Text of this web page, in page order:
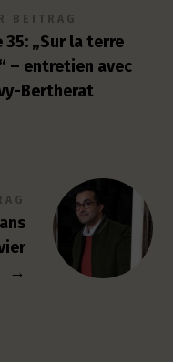
BEITRAG
35: „Sur la terre
– entretien avec
Bertherat
→